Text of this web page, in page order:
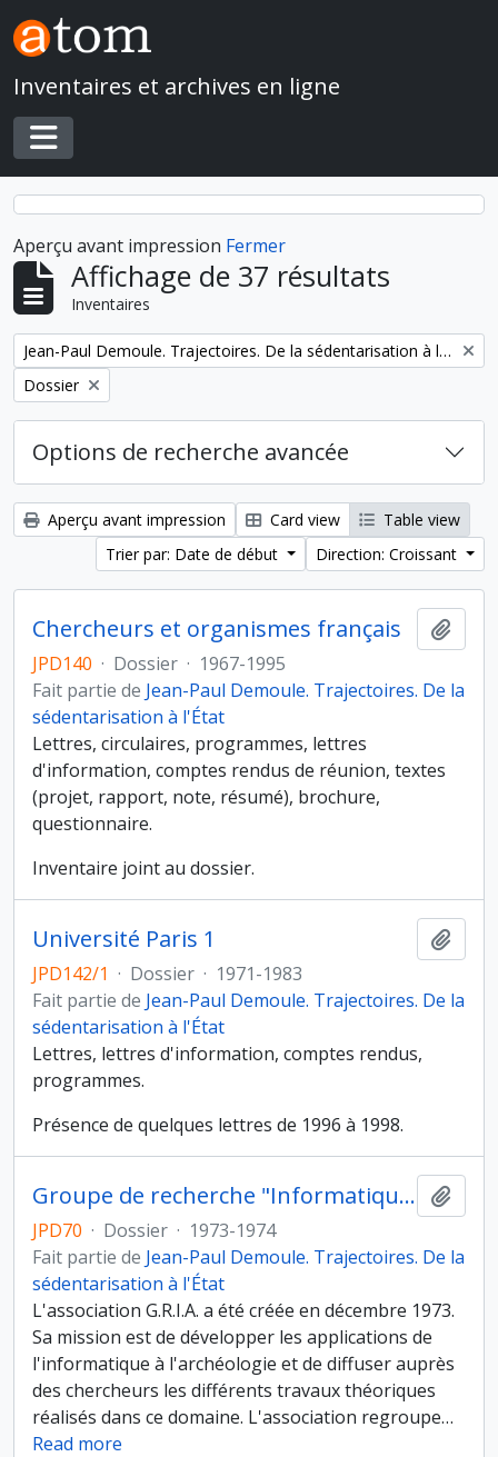
Skip to main content
Inventaires et archives en ligne
Toggle navigation
Aperçu avant impression Fermer
Affichage de 37 résultats
Inventaires
Remove filter:
Jean-Paul Demoule. Trajectoires. De la sédentarisation à l'État
Remove filter:
Dossier
Options de recherche avancée
Aperçu avant impression Card view
Table view
Trier par: Date de début
Direction: Croissant
Chercheurs et organismes français
JPD140 · Dossier · 1967-1995
Fait partie de Jean-Paul Demoule. Trajectoires. De la
sédentarisation à l'État
Lettres, circulaires, programmes, lettres
d'information, comptes rendus de réunion, textes
(projet, rapport, note, résumé), brochure,
questionnaire.
Inventaire joint au dossier.
Université Paris 1
JPD142/1 · Dossier · 1971-1983
Fait partie de Jean-Paul Demoule. Trajectoires. De la
sédentarisation à l'État
Lettres, lettres d'information, comptes rendus,
programmes.
Présence de quelques lettres de 1996 à 1998.
Groupe de recherche "Informatique et archéologie"
JPD70 · Dossier · 1973-1974
Fait partie de Jean-Paul Demoule. Trajectoires. De la
sédentarisation à l'État
L'association G.R.I.A. a été créée en décembre 1973.
Sa mission est de développer les applications de
l'informatique à l'archéologie et de diffuser auprès
des chercheurs les différents travaux théoriques
réalisés dans ce domaine. L'association regroupe…
Read more